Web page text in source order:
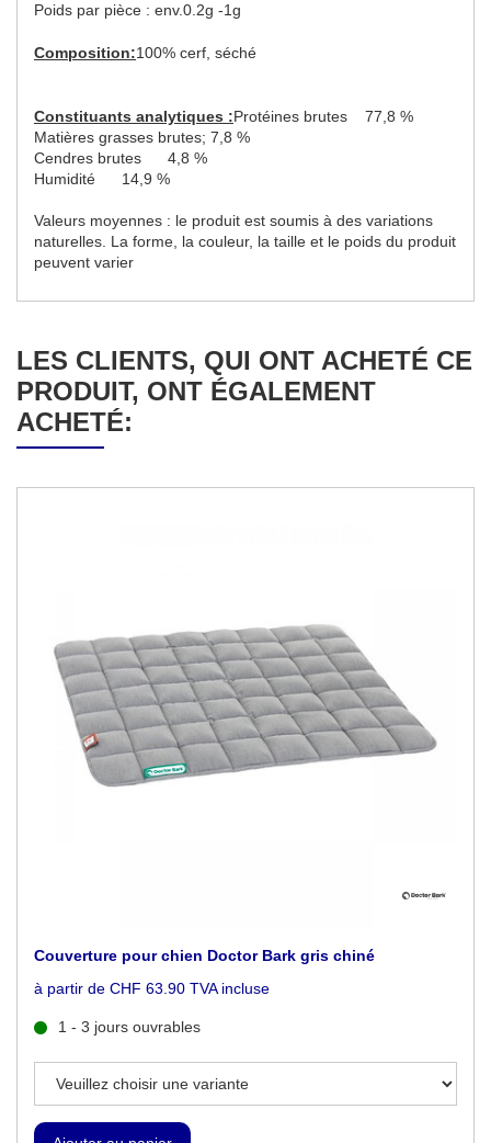
Poids par pièce : env.0.2g -1g
Composition:100% cerf, séché
Constituants analytiques :Protéines brutes 77,8 %
Matières grasses brutes; 7,8 %
Cendres brutes 4,8 %
Humidité 14,9 %
Valeurs moyennes : le produit est soumis à des variations
naturelles. La forme, la couleur, la taille et le poids du produit
peuvent varier
LES CLIENTS, QUI ONT ACHETÉ CE
PRODUIT, ONT ÉGALEMENT
ACHETÉ:
Couverture pour chien Doctor Bark gris chiné
à partir de CHF 63.90 TVA incluse
1 - 3 jours ouvrables